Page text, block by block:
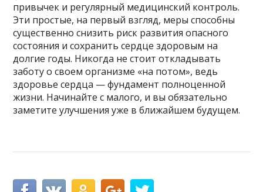
привычек и регулярный медицинский контроль.
Эти простые, на первый взгляд, меры способны
существенно снизить риск развития опасного
состояния и сохранить сердце здоровым на
долгие годы. Никогда не стоит откладывать
заботу о своем организме «на потом», ведь
здоровье сердца — фундамент полноценной
жизни. Начинайте с малого, и вы обязательно
заметите улучшения уже в ближайшем будущем.